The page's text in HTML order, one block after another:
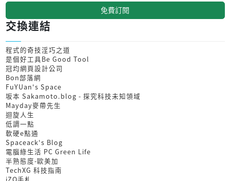
免費訂閱
交換連結
程式的奇技淫巧之道
是個好工具Be Good Tool
冠均網頁設計公司
Bon部落網
FuYUan's Space
坂本 Sakamoto.blog - 探究科技未知領域
Mayday麥帶先生
迴旋人生
低調一點
軟硬e點通
Spaceack's Blog
電腦綠生活 PC Green Life
半熟態度-歐美加
TechXG 科技指南